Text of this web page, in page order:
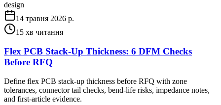
design
14 травня 2026 р.
15 хв читання
Flex PCB Stack-Up Thickness: 6 DFM Checks
Before RFQ
Define flex PCB stack-up thickness before RFQ with zone
tolerances, connector tail checks, bend-life risks, impedance notes,
and first-article evidence.